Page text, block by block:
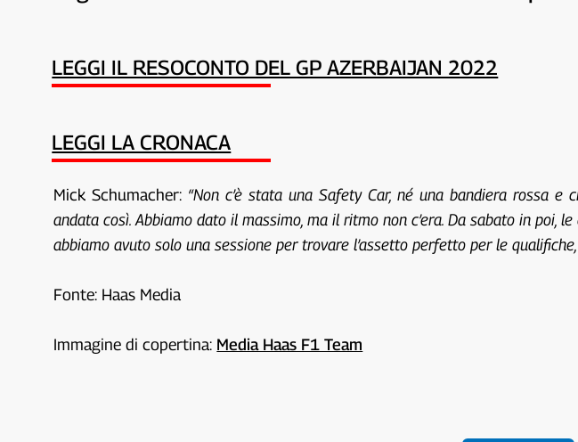
LEGGI IL RESOCONTO DEL GP AZERBAIJAN 2022
LEGGI LA CRONACA
Mick Schumacher: “Non c’è stata una Safety Car, né una bandiera rossa
andata così. Abbiamo dato il massimo, ma il ritmo non c’era. Da sabato in poi,
abbiamo avuto solo una sessione per trovare l’assetto perfetto per le
Fonte: Haas Media
Immagine di copertina: Media Haas F1 Team